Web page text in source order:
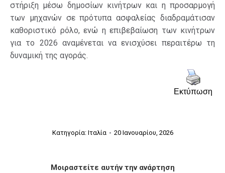
στήριξη μέσω δημοσίων κινήτρων και η προσαρμογή
των μηχανών σε πρότυπα ασφαλείας διαδραμάτισαν
καθοριστικό ρόλο, ενώ η επιβεβαίωση των κινήτρων
για το 2026 αναμένεται να ενισχύσει περαιτέρω τη
δυναμική της αγοράς.
Εκτύπωση
Κατηγορία: Ιταλία 20 Ιανουαρίου, 2026
Μοιραστείτε αυτήν την ανάρτηση